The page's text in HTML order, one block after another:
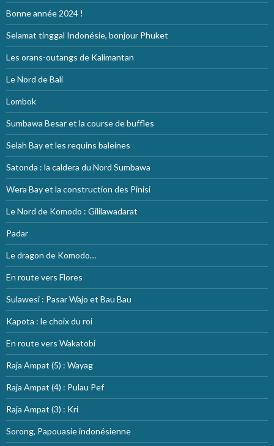
Bonne année 2024 !
Selamat tinggal Indonésie, bonjour Phuket
Les orans-outangs de Kalimantan
Le Nord de Bali
Lombok
Sumbawa Besar et la course de buffles
Selah Bay et les requins baleines
Satonda : la caldera du Nord Sumbawa
Wera Bay et la construction des Pinisi
Le Nord de Komodo : Gililawadarat
Padar
Le dragon de Komodo…
En route vers Flores
Sulawesi : Pasar Wajo et Bau Bau
Kapota : le choix du roi
En route vers Wakatobi
Raja Ampat (5) : Wayag
Raja Ampat (4) : Pulau Pef
Raja Ampat (3) : Kri
Sorong, Papouasie indonésienne